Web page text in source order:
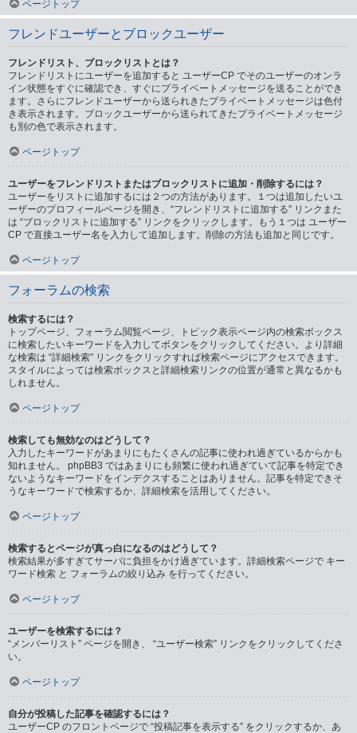
ページトップ
フレンドユーザーとブロックユーザー
フレンドリスト、ブロックリストとは？
フレンドリストにユーザーを追加すると ユーザーCP でそのユーザーのオンラ
イン状態をすぐに確認でき、すぐにプライベートメッセージを送ることができ
ます。さらにフレンドユーザーから送られきたプライベートメッセージは色付
き表示されます。ブロックユーザーから送られてきたプライベートメッセージ
も別の色で表示されます。
ページトップ
ユーザーをフレンドリストまたはブロックリストに追加・削除するには？
ユーザーをリストに追加するには２つの方法があります。１つは追加したいユ
ーザーのプロフィールページを開き、“フレンドリストに追加する” リンクまた
は “ブロックリストに追加する” リンクをクリックします。もう１つは ユーザー
CP で直接ユーザー名を入力して追加します。削除の方法も追加と同じです。
ページトップ
フォーラムの検索
検索するには？
トップページ、フォーラム閲覧ページ、トピック表示ページ内の検索ボックス
に検索したいキーワードを入力してボタンをクリックしてください。より詳細
な検索は “詳細検索” リンクをクリックすれば検索ページにアクセスできます。
スタイルによっては検索ボックスと詳細検索リンクの位置が通常と異なるかも
しれません。
ページトップ
検索しても無効なのはどうして？
入力したキーワードがあまりにもたくさんの記事に使われ過ぎているからかも
知れません。 phpBB3 ではあまりにも頻繁に使われ過ぎていて記事を特定でき
ないようなキーワードをインデクスすることはありません。記事を特定できそ
うなキーワードで検索するか、詳細検索を活用してください。
ページトップ
検索するとページが真っ白になるのはどうして？
検索結果が多すぎてサーバに負担をかけ過ぎています。詳細検索ページで キー
ワード検索 と フォーラムの絞り込み を行ってください。
ページトップ
ユーザーを検索するには？
“メンバーリスト” ページを開き、 “ユーザー検索” リンクをクリックしてくださ
い。
ページトップ
自分が投稿した記事を確認するには？
ユーザーCP のフロントページで “投稿記事を表示する” をクリックするか、あ